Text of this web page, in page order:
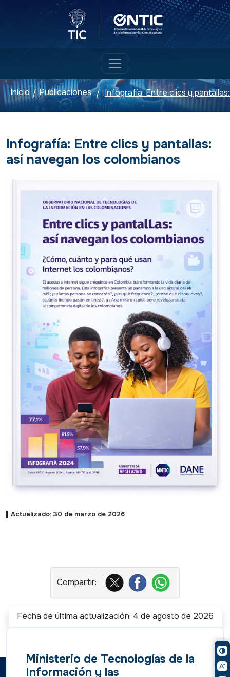
Logo del Ministerio TICLogo ONTIC
Inicio / Publicaciones /
Infografía: Entre clics y pantallas:
así navegan los colombianos
Actualizado: 30 de marzo de 2026
Fecha de última actualización: 4 de agosto de 2026
Ministerio de Tecnologías de la
Información y las